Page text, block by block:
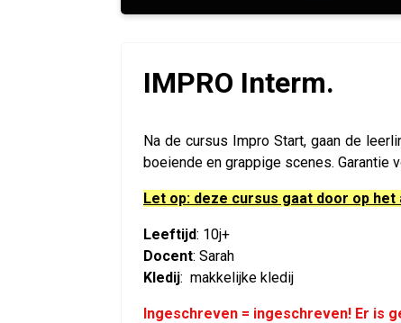
IMPRO Interm.
Na de cursus Impro Start, gaan de
boeiende en grappige scenes. Garantie
Let op: deze cursus gaat door op
Leeftijd: 10j+
Docent: Sarah
Kledij: makkelijke kledij
Ingeschreven = ingeschreven! Er is